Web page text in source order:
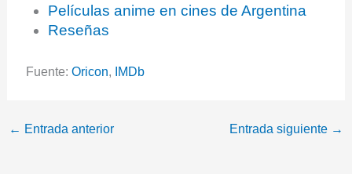
Películas anime en cines de Argentina
Reseñas
Fuente: Oricon, IMDb
← Entrada anterior Entrada siguiente →